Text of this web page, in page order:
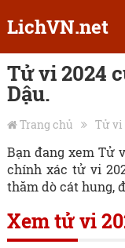
LichVN.net
Tử vi 2024
Dậu.
Trang chủ Tử vi
Bạn đang xem Tử
chính xác tử vi
thăm dò cát hung,
Xem tử vi